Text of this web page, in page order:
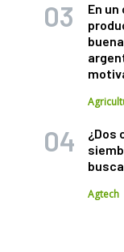
En
¿Dos
Agtech